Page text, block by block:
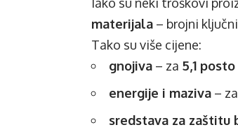
materijala – brojni
Tako su više cijene:
gnojiva – za 5,1 posto
energije i maziva – za
sredstava za zaštitu